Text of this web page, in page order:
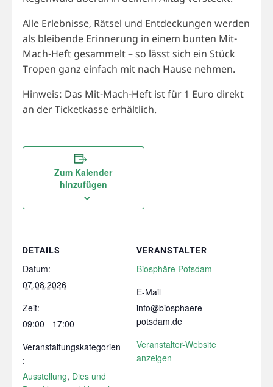
Alle Erlebnisse, Rätsel und Entdeckungen werden
als bleibende Erinnerung in einem bunten Mit-
Mach-Heft gesammelt – so lässt sich ein Stück
Tropen ganz einfach mit nach Hause nehmen.
Hinweis: Das Mit-Mach-Heft ist für 1 Euro direkt
an der Ticketkasse erhältlich.
Zum Kalender
hinzufügen
DETAILS
Datum:
07.08.2026
Zeit:
09:00 - 17:00
Veranstaltungskategorien
:
Ausstellung, Dies und
VERANSTALTER
Biosphäre Potsdam
E-Mail
info@biosphaere-
potsdam.de
Veranstalter-Website
anzeigen